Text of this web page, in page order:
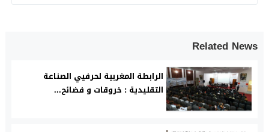
Related News
الرابطة المغربية لحرفيي الصناعة
التقليدية : خروقات و فضائح...